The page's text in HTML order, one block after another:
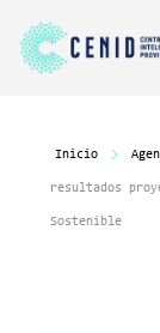
Inicio
resultados
Sostenible